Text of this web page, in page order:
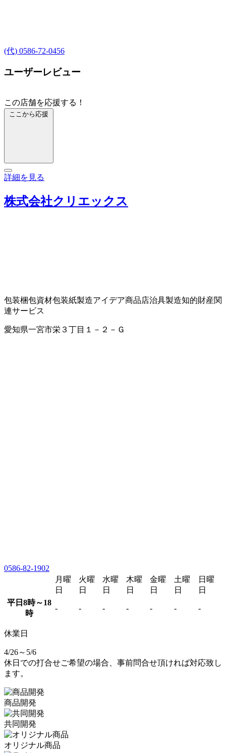
(代) 0586-72-0456
ユーザーレビュー
この店舗を応援する！
ここから応援
詳細を見る
株式会社クリエックス
包装梱包資材包装紙製造アイデア商品店治具製造知的財産関
連サービス
愛知県一宮市栄３丁目１－２－Ｇ
0586-82-1902
月曜
日
火曜
日
水曜
日
木曜
日
金曜
日
土曜
日
日曜
日
平日8時～18
時
- - - - - - -
休業日
4/26～5/6
休日での打合せご希望の場合、事前問合せ頂ければ対応致し
ます。
商品開発
共同開発
オリジナル商品